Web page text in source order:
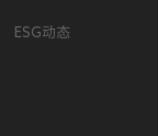
ESG动态